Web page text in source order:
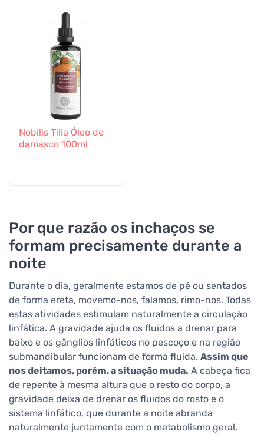
Nobilis Tilia Óleo de
damasco 100ml
Por que razão os inchaços se
formam precisamente durante a
noite
Durante o dia, geralmente estamos de pé ou sentados
de forma ereta, movemo-nos, falamos, rimo-nos. Todas
estas atividades estimulam naturalmente a circulação
linfática. A gravidade ajuda os fluidos a drenar para
baixo e os gânglios linfáticos no pescoço e na região
submandibular funcionam de forma fluida. Assim que
nos deitamos, porém, a situação muda. A cabeça fica
de repente à mesma altura que o resto do corpo, a
gravidade deixa de drenar os fluidos do rosto e o
sistema linfático, que durante a noite abranda
naturalmente juntamente com o metabolismo geral,